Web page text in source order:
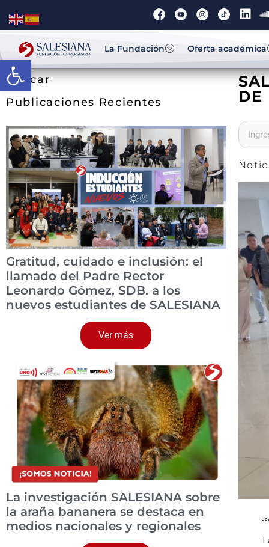
Abrir barra de herramientas
La Fundación Oferta académica
Buscar
Publicaciones Recientes
Gratitud, cuidado e inclusión: el
llamado del Padre Rector
Leonardo Gómez, SDB. a los
nuevos estudiantes de SALESIANA
Ver más
La investigación SALESIANA sobre
la araña bananera se destaca en
medios nacionales y regionales
DE